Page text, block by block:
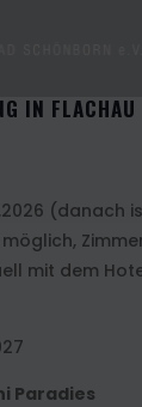
IN FLACHAU
(danach
mit dem
Paradies